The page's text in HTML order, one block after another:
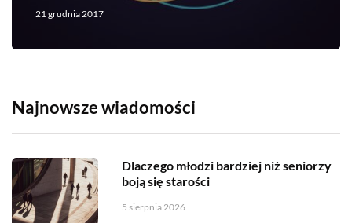
21 grudnia 2017
Najnowsze wiadomości
Dlaczego młodzi bardziej niż seniorzy
boją się starości
5 sierpnia 2026